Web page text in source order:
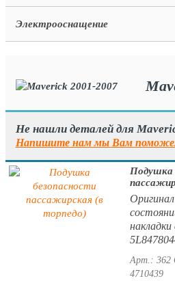
Электрооснащение
Не нашли деталей для
Напишите нам мы Вам
Подушка
Арт.: 362
4710439